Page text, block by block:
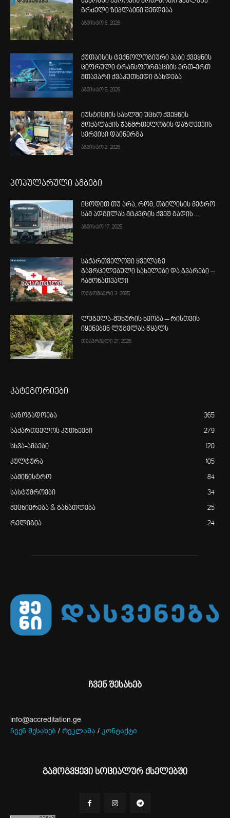
გრძელი ზიპლაინი შენდება
აგვისტო 6, 2026
ქუთაისის ტექნოლოგიური ჰაბი ქვეყნის
ციფრული ტრანსფორმაციის ერთ-ერთ
მთავარი ქვაკუთხედი გახდება
აგვისტო 5, 2026
იუსტიციის სახლში უცხო ქვეყნის
მოქალაქის ჯანმრთელობის დაზღვევის
სერვისი დაინერგა
აგვისტო 2, 2026
პოპულარული ამბები
იცოდით თუ არა, რომ, თბილისის მეტრო
სამ ადგილას მტკვრის ქვეშ გადის…
აგვისტო 17, 2025
საქართველოში ყველაზე
გავრცელებული სახელები და გვარები –
ჩამონათვალი
ოქტომბერი 3, 2025
ლუგელა-მუხურის ხეობა – რისთვის
იყენებენ ლუგელას წყალს
თებერვალი 21, 2026
კატეგორიები
საზოგადოება 365
საქართველოს კუთხეები 279
სხვა-ამბები 120
კულტურა 105
სამინისტრო 84
სასტუმროები 34
მეცნიერება & განათლება 25
რელიგია 24
ჩვენ შესახებ
info@accreditation.ge
ჩვენ შესახებ / რეკლამა / კონტაქტი
გამოგვყევი სოციალურ ქსელებში